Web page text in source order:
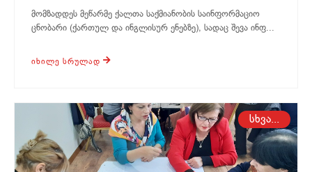
მომზადდეს მეწარმე ქალთა საქმიანობის საინფორმაციო
ცნობარი (ქართულ და ინგლისურ ენებზე), სადაც შევა ინფ...
ᲘᲮᲘᲚᲔ ᲡᲠᲣᲚᲐᲓ
სხვა...